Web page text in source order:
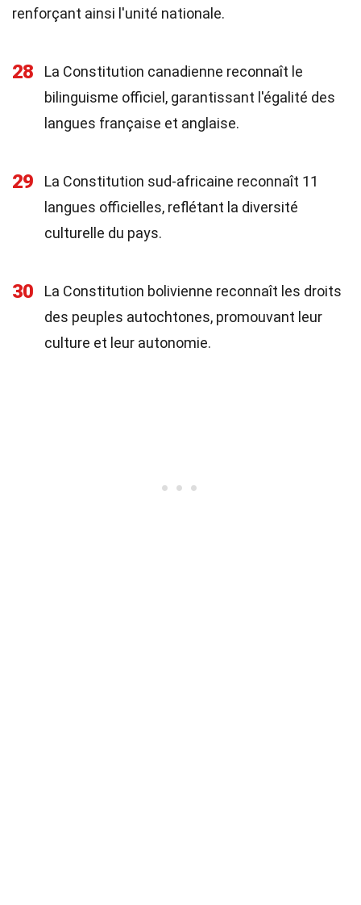
renforçant ainsi l'unité nationale.
28
La Constitution canadienne reconnaît le
bilinguisme officiel, garantissant l'égalité des
langues française et anglaise.
29
La Constitution sud-africaine reconnaît 11
langues officielles, reflétant la diversité
culturelle du pays.
30
La Constitution bolivienne reconnaît les droits
des peuples autochtones, promouvant leur
culture et leur autonomie.